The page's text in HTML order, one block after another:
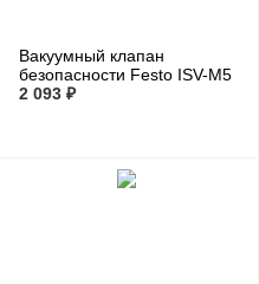
Вакуумный клапан
безопасности Festo ISV-M5
2 093 ₽